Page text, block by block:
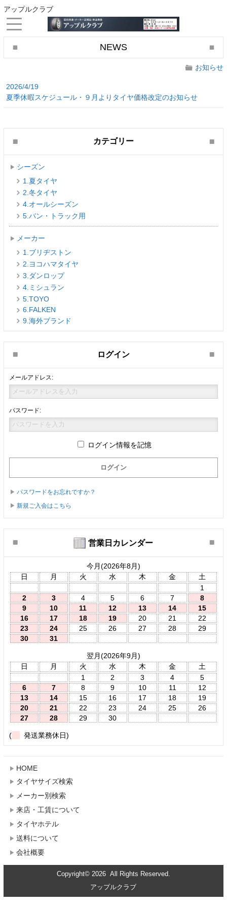
アップルクラブ
NEWS
お知らせ
2026/4/19
夏季休暇スケジュール・９月よりタイヤ価格改定のお知らせ
カテゴリー
シーズン
1.夏タイヤ
2.冬タイヤ
4.オールシーズン
5.バン・トラック用
メーカー
1.ブリヂストン
2.ヨコハマタイヤ
3.ダンロップ
4.ミシュラン
5.TOYO
6.FALKEN
9.海外ブランド
ログイン
メールアドレス:
パスワード:
ログイン情報を記憶
パスワードをお忘れですか？
新規ご入会はこちら
営業日カレンダー
今月(2026年8月)
日
月 火 水 木 金
土
1
2
3 4 5 6 7
8
9
10 11 12 13 14
15
16
17 18 19 20 21
22
23
24 25 26 27 28
29
30
31
翌月(2026年9月)
日
月 火 水 木 金
土
1
2 3 4
5
6
7 8 9 10 11
12
13
14 15 16 17 18
19
20
21 22 23 24 25
26
27
28 29 30
( 発送業務休日)
HOME
タイヤサイズ検索
メーカー別検索
来店・工賃について
タイヤホテル
送料について
会社概要
Copyright© 2026 All Rights Reserved.
アップルクラブ